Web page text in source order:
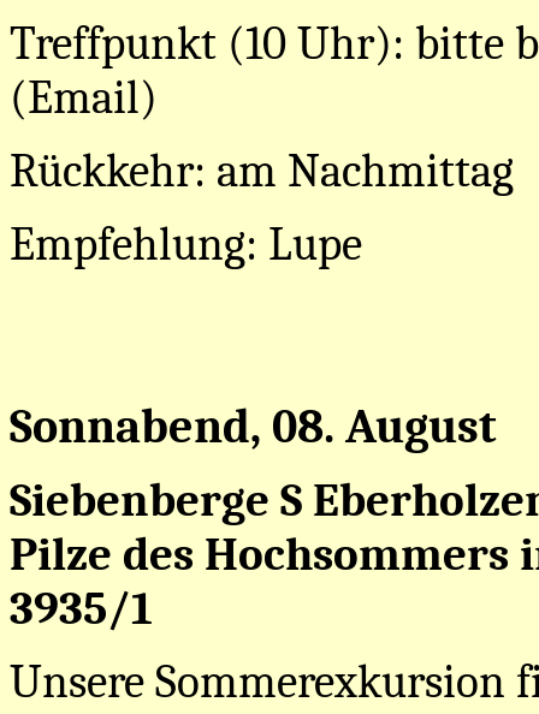
Treffpunkt (10 Uhr): bitte
(Email)
Rückkehr: am Nachmittag
Empfehlung: Lupe
Sonnabend, 08. August
Siebenberge S
Pilze des
3935/1
Unsere Sommerexkursion